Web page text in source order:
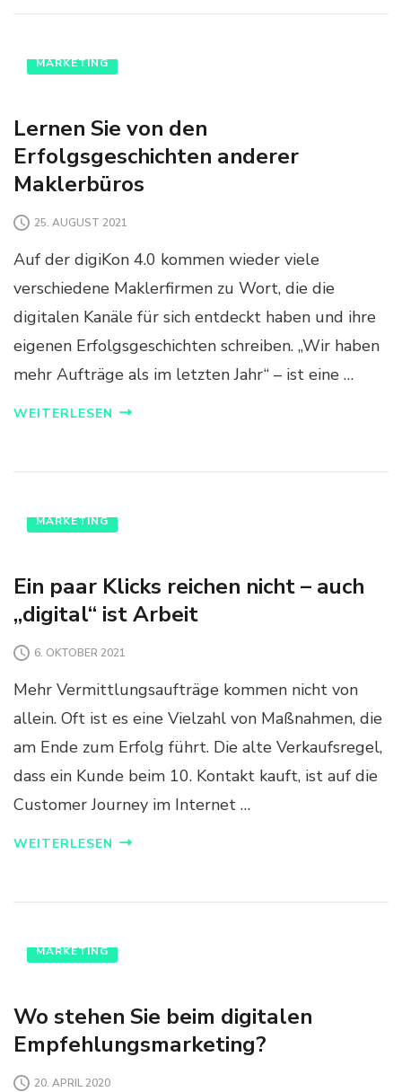
MARKETING
Lernen Sie von den
Erfolgsgeschichten anderer
Maklerbüros
25. AUGUST 2021
Auf der digiKon 4.0 kommen wieder viele
verschiedene Maklerfirmen zu Wort, die die
digitalen Kanäle für sich entdeckt haben und ihre
eigenen Erfolgsgeschichten schreiben. „Wir haben
mehr Aufträge als im letzten Jahr“ – ist eine …
WEITERLESEN
MARKETING
Ein paar Klicks reichen nicht – auch
„digital“ ist Arbeit
6. OKTOBER 2021
Mehr Vermittlungsaufträge kommen nicht von
allein. Oft ist es eine Vielzahl von Maßnahmen, die
am Ende zum Erfolg führt. Die alte Verkaufsregel,
dass ein Kunde beim 10. Kontakt kauft, ist auf die
Customer Journey im Internet …
WEITERLESEN
MARKETING
Wo stehen Sie beim digitalen
Empfehlungsmarketing?
20. APRIL 2020